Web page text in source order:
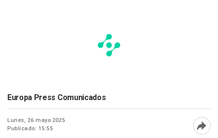
Europa Press Comunicados
Lunes, 26 mayo 2025
Publicado: 15:55